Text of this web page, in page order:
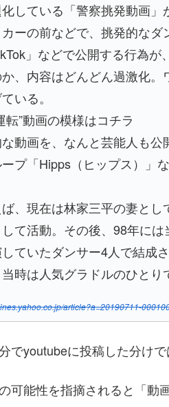
している「警察挑発動画
ーの前などで、挑発的な
」などで公開する行為
、内容はどんどん過激化
いる。
転”動画の模様はコチラ
動画を、なんと芸能人も公
プ「Hipps（ヒップス）」
ば、現在は林家三平の妻と
て活動。その後、98年に
ていたダンサー4人で結成
時は人気グラドルのひとり
article?a=20190711-
でyoutubeに投稿した分け
可能性を指摘されると「動